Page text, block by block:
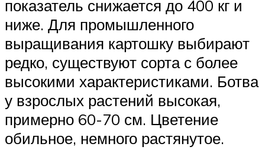
показатель снижается до 400 кг и
ниже. Для промышленного
выращивания картошку выбирают
редко, существуют сорта с более
высокими характеристиками. Ботва
у взрослых растений высокая,
примерно 60-70 см. Цветение
обильное, немного растянутое.